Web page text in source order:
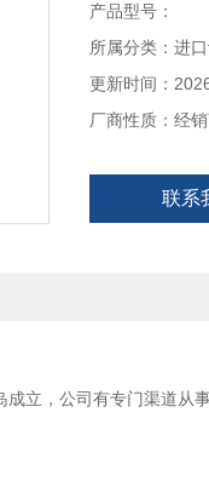
产品型号：
所属分类：进
更新时间：
厂商性质：经
联系
立，公司有专门渠道从